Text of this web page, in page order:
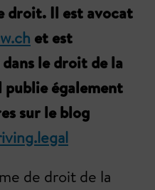
droit. Il est avocat
et est
le droit de la
également
sur le blog
de droit de la